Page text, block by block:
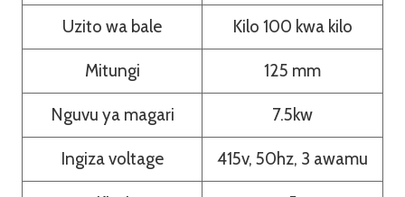
Uzito wa bale Kilo 100 kwa kilo
Mitungi 125 mm
Nguvu ya magari 7.5kw
Ingiza voltage 415v, 50hz, 3 awamu